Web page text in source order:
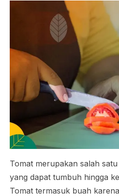
Tomat merupakan salah
yang dapat tumbuh hingga
Tomat termasuk buah